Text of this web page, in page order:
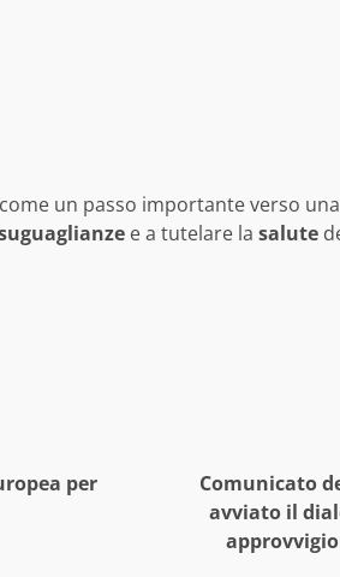
un passo importante verso
e a tutelare la salute
per
Comunicato
avviato il